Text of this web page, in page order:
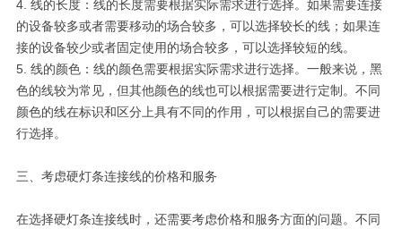
4. 线的长度：线的长度需要根据实际需求进行选择。如果需要连接
的设备较多或者需要移动的场合较多，可以选择较长的线；如果连
接的设备较少或者固定使用的场合较多，可以选择较短的线。
5. 线的颜色：线的颜色需要根据实际需求进行选择。一般来说，黑
色的线较为常见，但其他颜色的线也可以根据需要进行定制。不同
颜色的线在标识和区分上具有不同的作用，可以根据自己的需要进
行选择。
三、考虑硬灯条连接线的价格和服务
在选择硬灯条连接线时，还需要考虑价格和服务方面的问题。不同